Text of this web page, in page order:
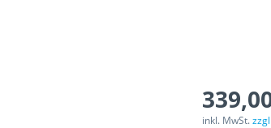
inkl. MwSt.